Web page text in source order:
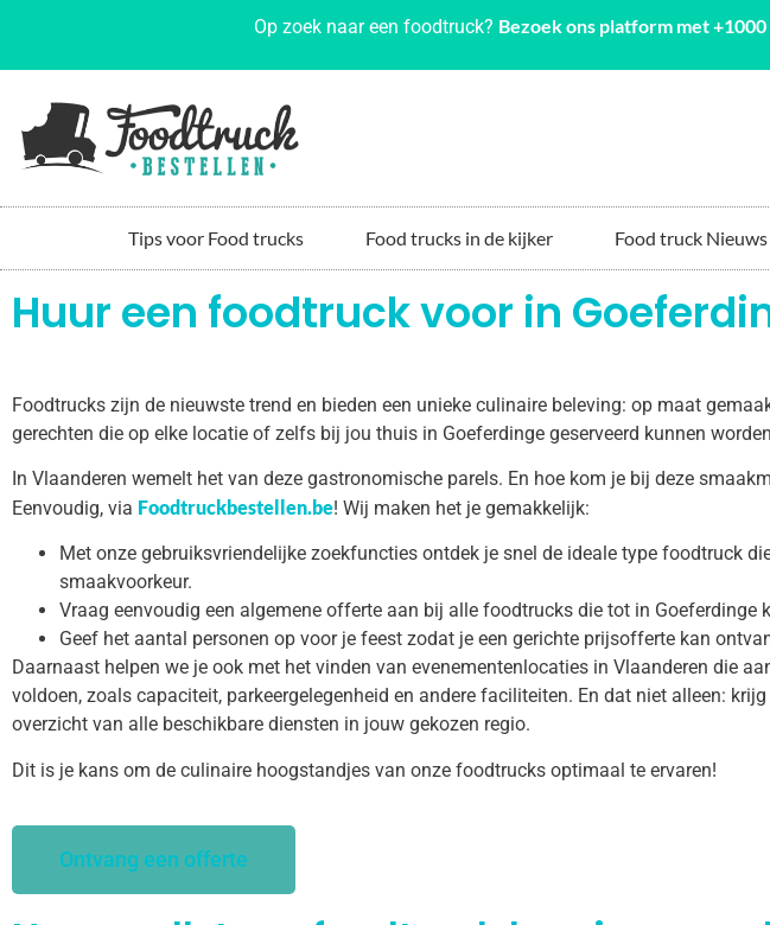
Op zoek naar een foodtruck? Bezoek ons platform met
Tips voor Food trucks Food trucks in de kijker Food truck Nieuws
Huur een foodtruck voor in
Foodtrucks zijn de nieuwste trend en bieden een unieke culinaire beleving: op maat
gerechten die op elke locatie of zelfs bij jou thuis in Goeferdinge geserveerd kunnen
In Vlaanderen wemelt het van deze gastronomische parels. En hoe kom je bij deze
Eenvoudig, via Foodtruckbestellen.be! Wij maken het je gemakkelijk:
Met onze gebruiksvriendelijke zoekfuncties ontdek je snel de ideale type foodtruck
smaakvoorkeur.
Vraag eenvoudig een algemene offerte aan bij alle foodtrucks die tot in Goeferdinge
Geef het aantal personen op voor je feest zodat je een gerichte prijsofferte kan
Daarnaast helpen we je ook met het vinden van evenementenlocaties in Vlaanderen die
voldoen, zoals capaciteit, parkeergelegenheid en andere faciliteiten. En dat niet alleen: krijg
overzicht van alle beschikbare diensten in jouw gekozen regio.
Dit is je kans om de culinaire hoogstandjes van onze foodtrucks optimaal te ervaren!
Ontvang een offerte